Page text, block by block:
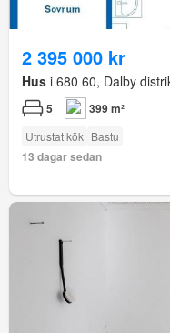
2 395 000 kr
Hus i 680 60, Dalby
5 399 m²
Utrustat kök Bastu
13 dagar sedan